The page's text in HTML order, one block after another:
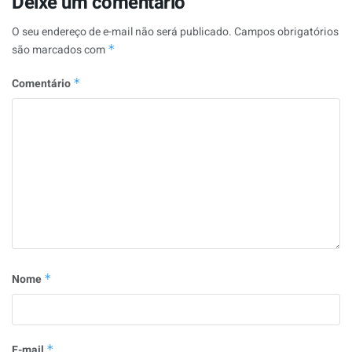
O seu endereço de e-mail não será publicado.Campos obrigatórios
são marcados com *
Comentário *
Nome *